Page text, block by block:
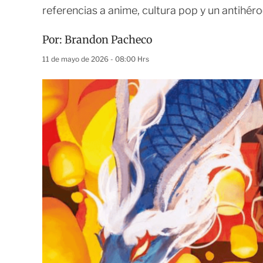
referencias a anime, cultura pop y un
Por: Brandon Pacheco
11 de mayo de 2026 - 08:00 Hrs